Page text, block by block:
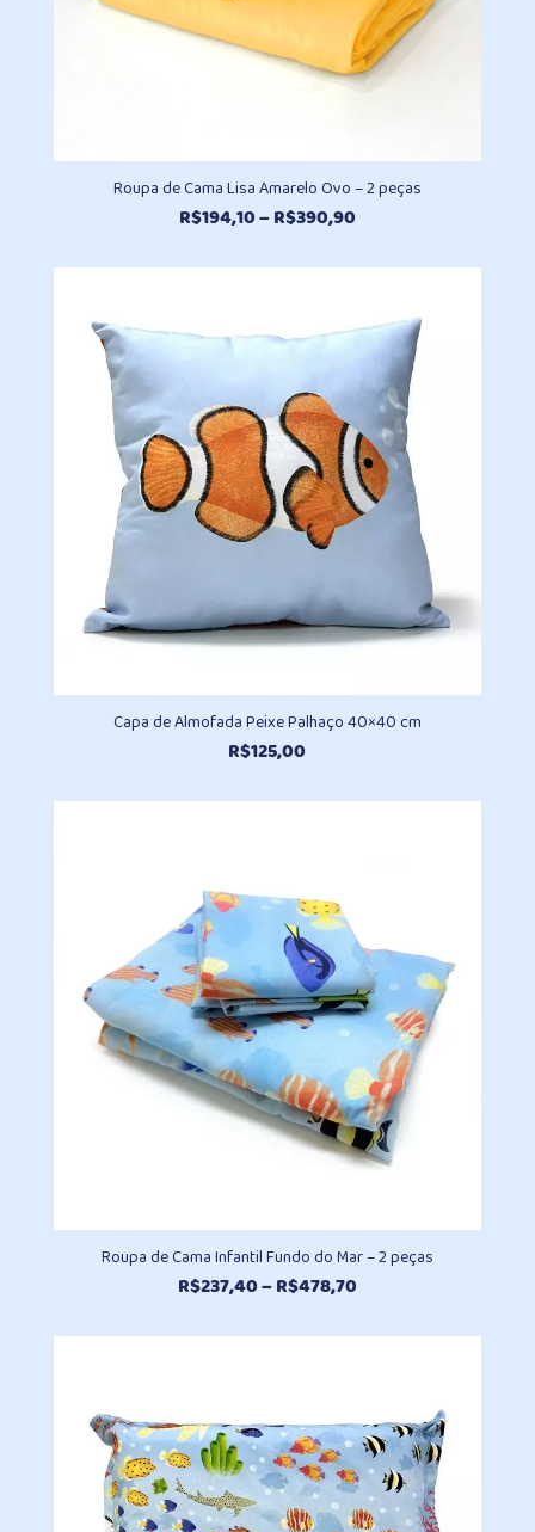
Roupa de Cama Lisa Amarelo Ovo – 2 peças
R$194,10–R$390,90Faixa
preço:
através
R$390,90
Capa de Almofada Peixe Palhaço 40×40 cm
R$125,00
Roupa de Cama Infantil Fundo do Mar – 2 peças
R$237,40–R$478,70Faixa
preço:
R$478,70